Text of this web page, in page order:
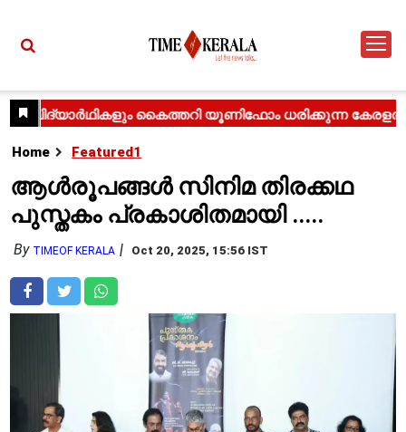
Home Featured1
ആൾരൂപങ്ങൾ സിനിമ തിരക്കഥ
പുസ്തകം പ്രകാശിതമായി .....
By TIMEOF KERALA Oct 20, 2025, 15:56 IST